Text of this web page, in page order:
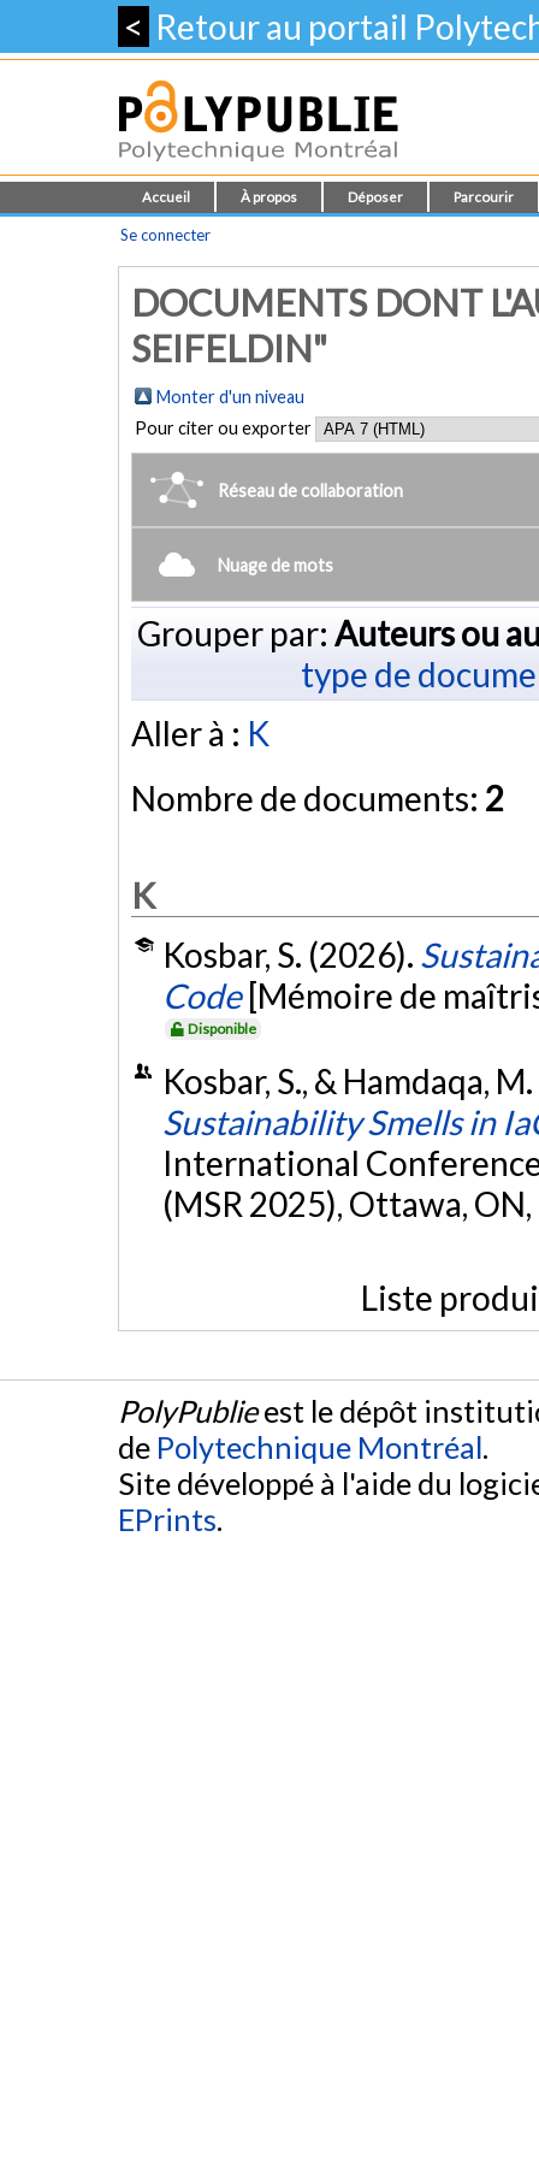
< Retour au portail
Accueil À propos Déposer Parcourir
Se connecter
DOCUMENTS DONT
SEIFELDIN"
Monter d'un niveau
Pour citer ou exporter
Réseau de collaboration
Nuage de mots
Grouper par: Auteurs ou
type de
Aller à : K
Nombre de documents: 2
K
Kosbar, S. (2026).
Code [Mémoire de
Disponible
Kosbar, S., & Hamdaqa,
Sustainability Smells in
International
(MSR 2025), Ottawa,
Liste
PolyPublieest le dépôt
de Polytechnique Montréal.
Site développé à l'aide du
EPrints.